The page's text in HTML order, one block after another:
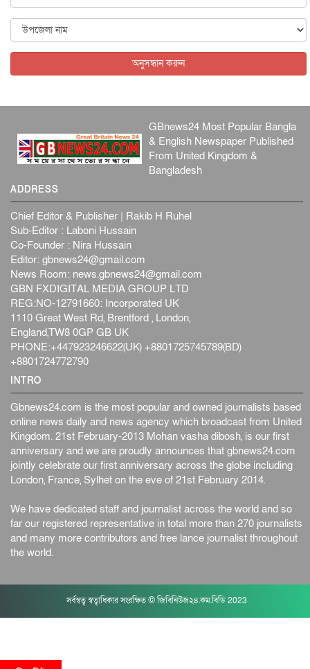
আন্তর্জাতিক ৫ আগস্ট, ২০২৬
অনুসন্ধান করুন
GBnews24 Most Popular Bangla
& English Newspaper Published
From United Kingdom &
Bangladesh
ADDRESS
Chief Editor & Publisher | Rakib H Ruhel
Sub-Editor : Laboni Hussain
Co-Founder : Nira Hussain
Editor: gbnews24@gmail.com
News Room: news.gbnews24@gmail.com
GBN FXDIGITAL MEDIA GROUP LTD
REG:NO-12791660: Incorporated UK
1110 Great West Rd, Brentford , London,
England,TW8 0GP GB UK
PHONE:+447923246622(UK) +8801725745789(BD)
+8801724772790
INTRO
Gbnews24.com is the most popular and owned journalists based
online news daily and news agency which broadcast from United
Kingdom. 21st February-2013 Mohan vasha dibosh, is our first
anniversary and we are proudly announces that gbnews24.com
jointly celebrate our first anniversary across the globe including
London, France, Sylhet on the eve of 21st February 2014.
We have dedicated staff and journalist across the world and so
far our registered representative in total more than 270 journalists
and many more contributors and free lance journalist throughout
the world.
সর্বস্বত্ব স্বত্বাধিকার সংরক্ষিত © জিবিনিউজ২৪.কম.বিডি 2023